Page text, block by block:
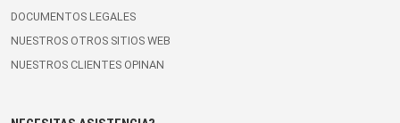
DOCUMENTOS LEGALES
NUESTROS OTROS SITIOS WEB
NUESTROS CLIENTES OPINAN